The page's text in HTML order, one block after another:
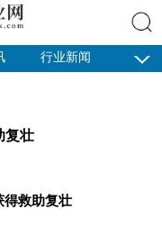
搜索
行业新闻
复壮
救助复壮